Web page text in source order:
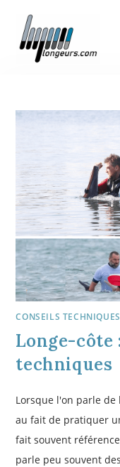
CONSEILS TECHNIQUES
Longe-côte
techniques
Lorsque l'on parle de
au fait de pratiquer
fait souvent
parle peu souvent